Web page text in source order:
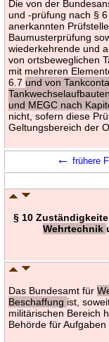
Die von der
und -prüfung nach §
anerkannten
Baumusterprüfung
wiederkehrende und
von ortsbeweglichen
mit mehreren
6.7 und von
und MEGC nach
nicht, sofern diese
Geltungsbereich der
← frühere
§ 10
Wehrtechnik
Das Bundesamt für
Beschaffung ist,
militärischen Bereich
Behörde für Aufgaben